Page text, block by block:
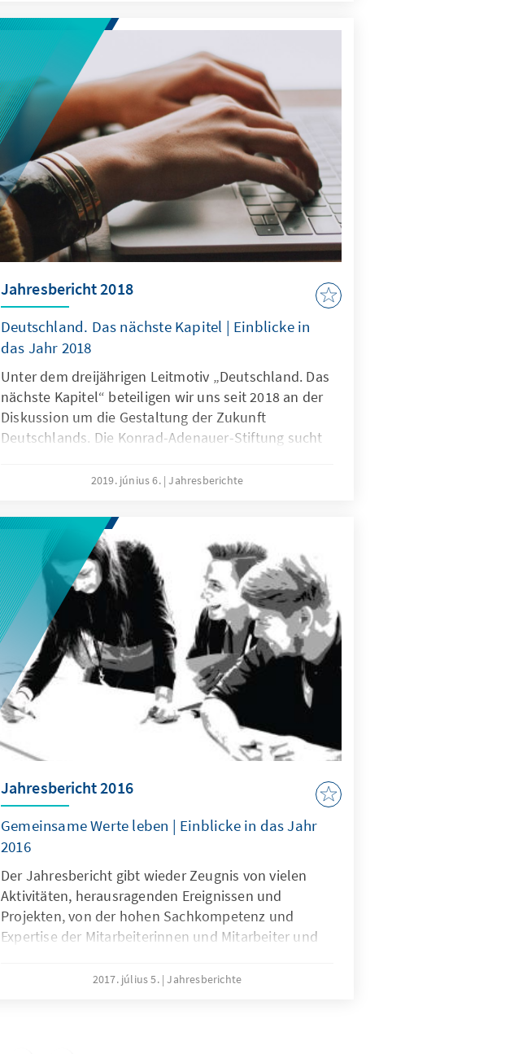
Jahresbericht 2018
Deutschland. Das nächste Kapitel | Einblicke in
das Jahr 2018
Unter dem dreijährigen Leitmotiv „Deutschland. Das
nächste Kapitel“ beteiligen wir uns seit 2018 an der
Diskussion um die Gestaltung der Zukunft
Deutschlands. Die Konrad-Adenauer-Stiftung sucht
zusammenhält und auf dem Weg in die Zukunft
des Jahres 2018, zu denen dieser Bericht einen
Überblick bietet. Zusammen mit unserem
Internetangebot spiegelt die Publikation das hohe
Engagement, die Kompetenz und die
Leistungsbereitschaft der Mitarbeiterinnen und
Mitarbeiter im In- und Ausland wider.
2019. június 6. Jahresberichte
Jahresbericht 2016
Gemeinsame Werte leben | Einblicke in das Jahr
2016
Der Jahresbericht gibt wieder Zeugnis von vielen
Aktivitäten, herausragenden Ereignissen und
Projekten, von der hohen Sachkompetenz und
Expertise der Mitarbeiterinnen und Mitarbeiter und
Menschenwürde, Freiheit und Rechtsstaatlichkeit.
2017. július 5. Jahresberichte